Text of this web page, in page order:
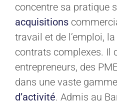
concentre sa pratique
acquisitions
travail et de l’emploi,
contrats complexes. Il
entrepreneurs, des
dans une vaste
d’activité. Admis au